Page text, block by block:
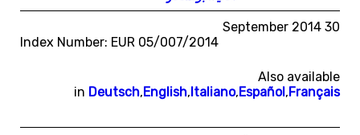
30 September 2014
Index Number: EUR 05/007/2014
Also available
in Deutsch,English,Italiano,Español,Français